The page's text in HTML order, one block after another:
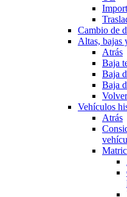
Cambio de
Altas, bajas
Atrás
Baja
Baja
Baja
Vehículos
Atrás